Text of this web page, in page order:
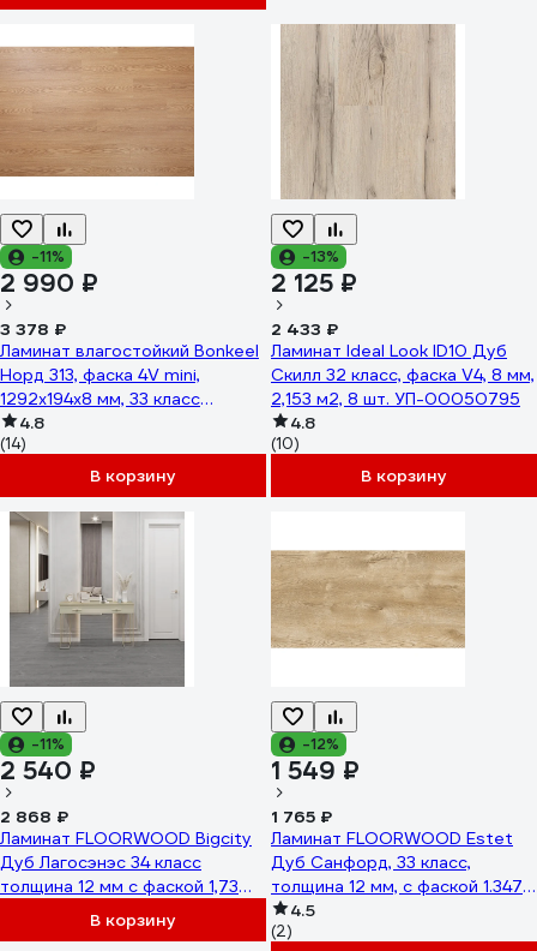
-11%
2 990 ₽
3 378 ₽
Ламинат влагостойкий Bonkeel
Норд 313, фаска 4V mini,
1292x194x8 мм, 33 класс
602623
4.8
(14)
В корзину
-13%
2 125 ₽
2 433 ₽
Ламинат Ideal Look ID10 Дуб
Скилл 32 класс, фаска V4, 8 мм,
2,153 м2, 8 шт. УП-00050795
4.8
(10)
В корзину
-11%
2 540 ₽
2 868 ₽
Ламинат FLOORWOOD Bigcity
Дуб Лагосэнэс 34 класс
толщина 12 мм с фаской 1,73
м.кв. 608 Р0050058
В корзину
-12%
1 549 ₽
1 765 ₽
Ламинат FLOORWOOD Estet
Дуб Санфорд, 33 класс,
толщина 12 мм, с фаской 1.347
кв.м 6893
4.5
(2)